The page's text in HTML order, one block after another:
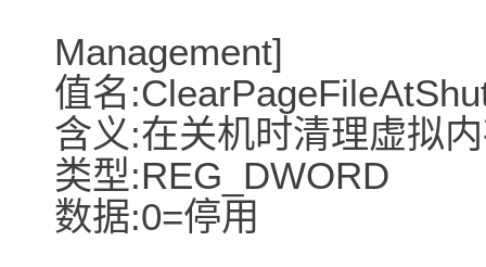
Management]
值名
含义:在关机时清理虚拟
类型:REG_DWORD
数据:0=停用